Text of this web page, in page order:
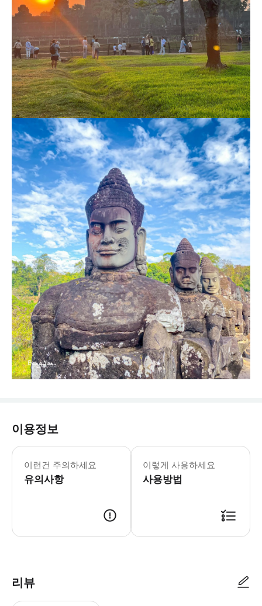
이용정보
이런건 주의하세요
유의사항
- 챙겨오실 것: * 카메라
이렇게 사용하세요
사용방법
리뷰